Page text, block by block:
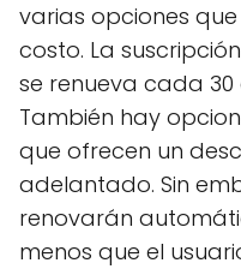
varias opciones
costo. La
se renueva cada
También hay
que ofrecen un
adelantado. Sin
renovarán
menos que el